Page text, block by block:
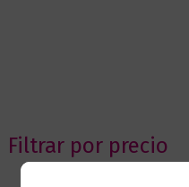
Filtrar por precio